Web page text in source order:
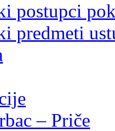
postupci
predmeti
– Priče